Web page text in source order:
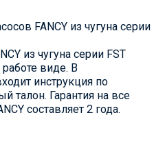
FANCY из чугуна серии
из чугуна серии FST
виде. В
инструкция по
талон. Гарантия на все
составляет 2 года.